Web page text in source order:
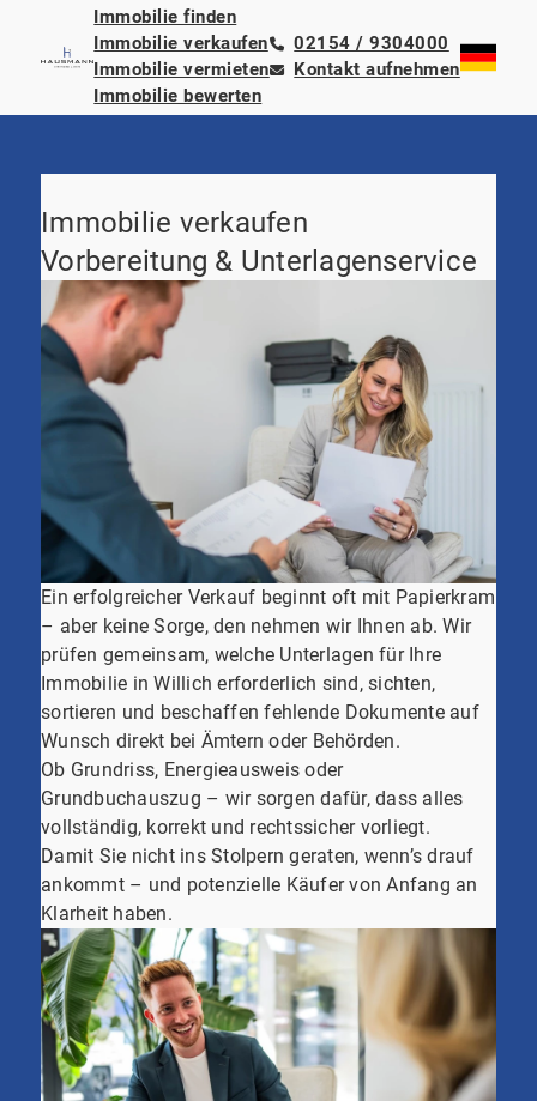
Immobilie finden
Immobilie verkaufen
Immobilie vermieten
Immobilie bewerten
02154 / 9304000
Kontakt aufnehmen
Immobilie verkaufen
Vorbereitung & Unterlagenservice
Ein erfolgreicher Verkauf beginnt oft mit Papierkram
– aber keine Sorge, den nehmen wir Ihnen ab. Wir
prüfen gemeinsam, welche Unterlagen für Ihre
Immobilie in Willich erforderlich sind, sichten,
sortieren und beschaffen fehlende Dokumente auf
Wunsch direkt bei Ämtern oder Behörden.
Ob Grundriss, Energieausweis oder
Grundbuchauszug – wir sorgen dafür, dass alles
vollständig, korrekt und rechtssicher vorliegt.
Damit Sie nicht ins Stolpern geraten, wenn’s drauf
ankommt – und potenzielle Käufer von Anfang an
Klarheit haben.